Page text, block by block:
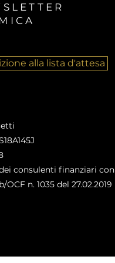
alla lista d'attesa
consulenti finanziari con
n. 1035 del 27.02.2019